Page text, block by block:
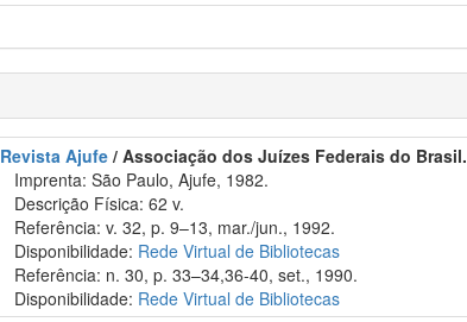
Revista Ajufe / Associação dos Juízes Federais do Brasil.
Imprenta: São Paulo, Ajufe, 1982.
Descrição Física: 62 v.
Referência: v. 32, p. 9–13, mar./jun., 1992.
Disponibilidade: Rede Virtual de Bibliotecas
Referência: n. 30, p. 33–34,36-40, set., 1990.
Disponibilidade: Rede Virtual de Bibliotecas